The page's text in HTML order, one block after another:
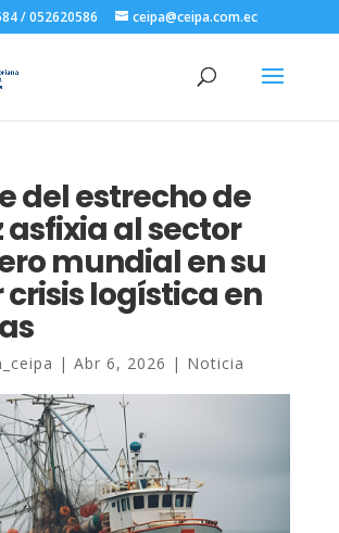
/ 052620586 ceipa@ceipa.com.ec
del estrecho de
asfixia al sector
mundial en su
logística en
| Abr 6, 2026 | Noticia